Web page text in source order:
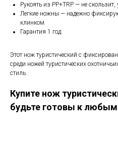
Рукоять из PP+TRP — не
Легкие ножны — надежно
клинком
Гарантия 1 год.
Этот нож туристический с
среди ножей туристических
стиль.
Купите нож
будьте готовы к